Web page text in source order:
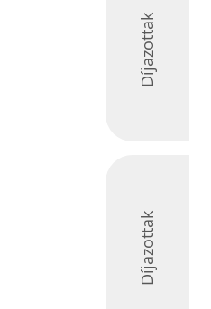
Díjazottak
Díjazottak